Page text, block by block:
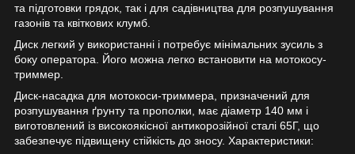
та підготовки грядок, так і для садівництва для розпушування
газонів та квіткових клумб.
Диск легкий у використанні і потребує мінімальних зусиль з
боку оператора. Його можна легко встановити на мотокосу-
триммер.
Диск-насадка для мотокоси-триммера, призначений для
розпушування ґрунту та прополки, має діаметр 140 мм і
виготовлений із високоякісної антикорозійної сталі 65Г, що
забезпечує підвищену стійкість до зносу. Характеристики: